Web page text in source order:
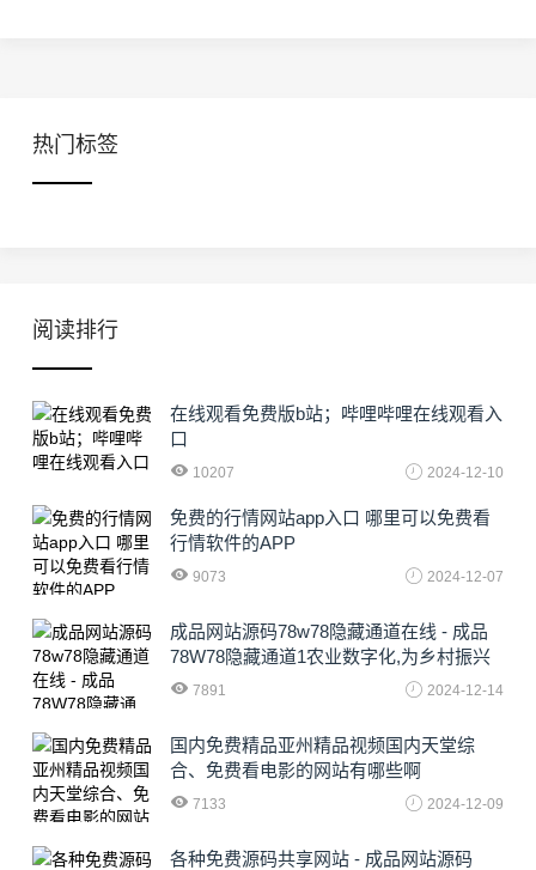
热门标签
阅读排行
在线观看免费版b站；哔哩哔哩在线观看入
口
10207 2024-12-10
免费的行情网站app入口 哪里可以免费看
行情软件的APP
9073 2024-12-07
成品网站源码78w78隐藏通道在线 - 成品
78W78隐藏通道1农业数字化,为乡村振兴
注入新动力
7891 2024-12-14
国内免费精品亚州精品视频国内天堂综
合、免费看电影的网站有哪些啊
7133 2024-12-09
各种免费源码共享网站 - 成品网站源码